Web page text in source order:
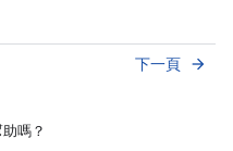
下一頁 arrow_forward
嗎？